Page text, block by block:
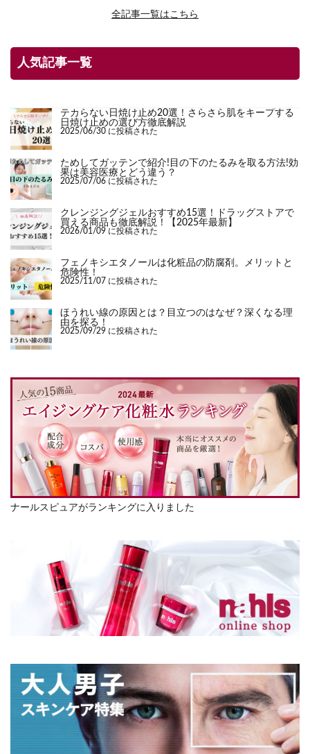
全記事一覧はこちら
人気記事一覧
テカらない日焼け止め20選！さらさら肌をキープする
日焼け止めの選び方徹底解説
2025/06/30 に投稿された
ためしてガッテンで紹介!目の下のたるみを取る方法!効
果は美容医療とどう違う？
2025/07/06 に投稿された
クレンジングジェルおすすめ15選！ドラッグストアで
買える商品も徹底解説！【2025年最新】
2026/01/09 に投稿された
フェノキシエタノールは化粧品の防腐剤。メリットと
危険性！
2025/11/07 に投稿された
ほうれい線の原因とは？目立つのはなぜ？深くなる理
由を探る！
2025/09/29 に投稿された
ナールスピュアがランキングに入りました